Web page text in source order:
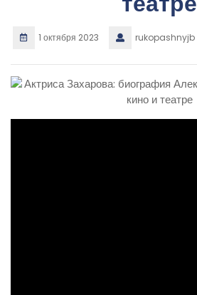
1 октября 2023 rukopashnyjb